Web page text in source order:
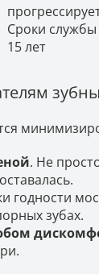
Сроки
15 лет
. Не
годности
зубах.